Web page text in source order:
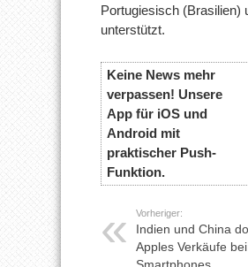
Portugiesisch (Brasilien)
unterstützt.
Keine News mehr
verpassen! Unsere
App für iOS und
Android mit
praktischer Push-
Funktion.
Vorheriger:
Indien und China
Apples Verkäufe
Smartphones